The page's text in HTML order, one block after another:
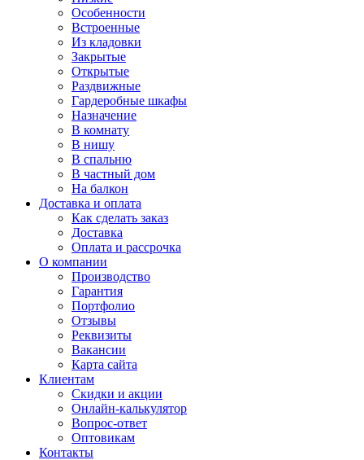
Особенности
Встроенные
Из кладовки
Закрытые
Открытые
Раздвижные
Гардеробные шкафы
Назначение
В комнату
В нишу
В спальню
В частный дом
На балкон
Доставка и оплата
Как сделать заказ
Доставка
Оплата и рассрочка
О компании
Производство
Гарантия
Портфолио
Отзывы
Реквизиты
Вакансии
Карта сайта
Клиентам
Скидки и акции
Онлайн-калькулятор
Вопрос-ответ
Оптовикам
Контакты